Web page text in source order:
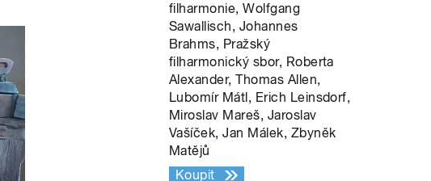
filharmonie, Wolfgang
Sawallisch, Johannes
Brahms, Pražský
filharmonický sbor, Roberta
Alexander, Thomas Allen,
Lubomír Mátl, Erich Leinsdorf,
Miroslav Mareš, Jaroslav
Vašíček, Jan Málek, Zbyněk
Matějů
Koupit